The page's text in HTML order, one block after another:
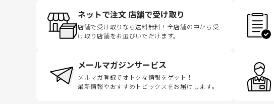
ネットで注文 店舗で受け取り
店舗で受け取りなら送料無料！全店舗の中から受
け取り店舗をお選びいただけます。
メールマガジンサービス
メルマガ登録でオトクな情報をゲット！
最新情報やおすすめトピックスをお届けします。